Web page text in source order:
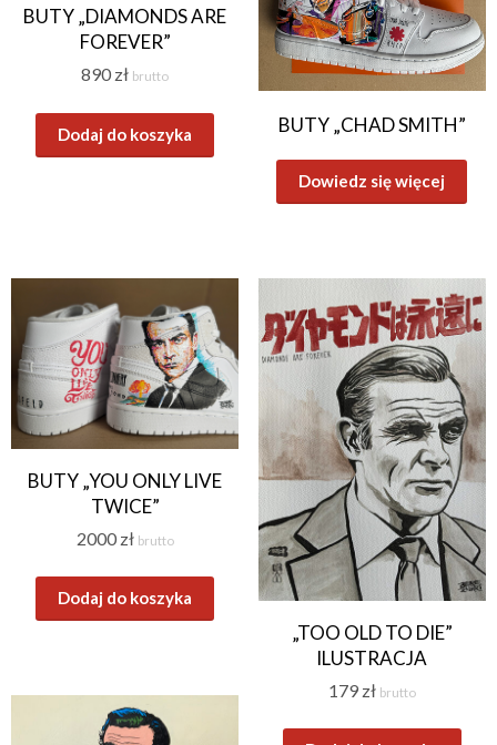
BUTY „DIAMONDS ARE
FOREVER”
890 zł brutto
Dodaj do koszyka BUTY „CHAD SMITH”
Dowiedz się więcej
BUTY „YOU ONLY LIVE
TWICE”
2000 zł brutto
Dodaj do koszyka
„TOO OLD TO DIE”
ILUSTRACJA
179 zł brutto